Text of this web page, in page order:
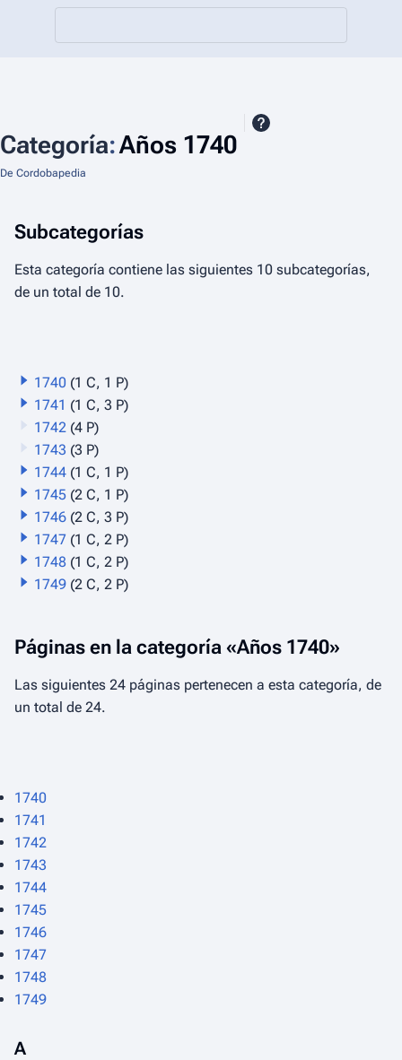
Categoría:Años 1740
De Cordobapedia
Subcategorías
Esta categoría contiene las siguientes 10 subcategorías,
de un total de 10.
1740 (1 C, 1 P)
1741 (1 C, 3 P)
1742 (4 P)
1743 (3 P)
1744 (1 C, 1 P)
1745 (2 C, 1 P)
1746 (2 C, 3 P)
1747 (1 C, 2 P)
1748 (1 C, 2 P)
1749 (2 C, 2 P)
Páginas en la categoría «Años 1740»
Las siguientes 24 páginas pertenecen a esta categoría, de
un total de 24.
1740
1741
1742
1743
1744
1745
1746
1747
1748
1749
A